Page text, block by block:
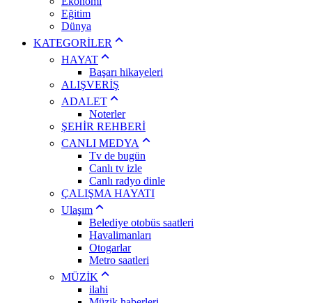
Eğitim
Dünya
KATEGORİLER
HAYAT
Başarı hikayeleri
ALIŞVERİŞ
ADALET
Noterler
ŞEHİR REHBERİ
CANLI MEDYA
Tv de bugün
Canlı tv izle
Canlı radyo dinle
ÇALIŞMA HAYATI
Ulaşım
Belediye otobüs saatleri
Havalimanları
Otogarlar
Metro saatleri
MÜZİK
ilahi